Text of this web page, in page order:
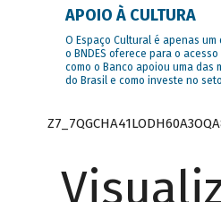
APOIO À CULTURA
O Espaço Cultural é apenas
o BNDES oferece para o
como o Banco apoiou uma das
do Brasil e como investe no